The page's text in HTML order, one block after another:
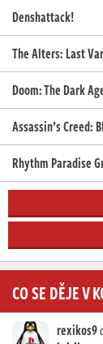
Denshattack!
The Alters: Last
Doom: The Dark
Assassin’s Creed:
Rhythm Paradise
CO SE DĚJE V
rexikos9